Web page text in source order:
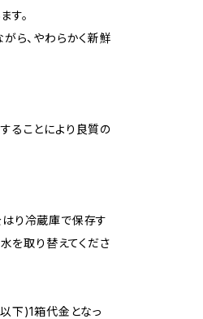
す。
ら、やわらかく新鮮
ることにより良質の
り冷蔵庫で保存す
を取り替えてくださ
下)1箱代金となっ